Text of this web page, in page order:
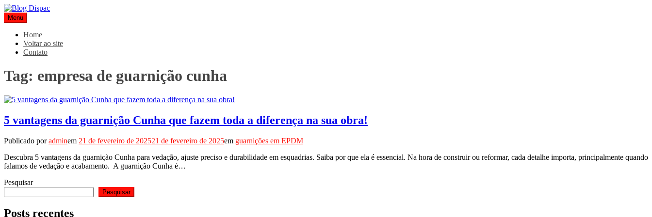
Pular
para
o
conteúdo
Blog Dispac
Soluções completas em ferros e esquadrias
Menu
Home
Voltar ao site
Contato
Tag: empresa de guarnição cunha
5 vantagens da guarnição Cunha que fazem toda a diferença na sua obra!
Publicado poradminem 21 de fevereiro de 202521 de fevereiro de 2025em guarnições em EPDM
Descubra 5 vantagens da guarnição Cunha para vedação, ajuste preciso e durabilidade em esquadrias. Saiba por que ela é essencial. Na hora de construir ou reformar, cada detalhe importa, principalmente quando
falamos de vedação e acabamento. A guarnição Cunha é…
Pesquisar
Pesquisar
Posts recentes